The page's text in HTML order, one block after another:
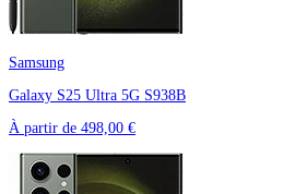
Samsung
Galaxy S25 Ultra 5G S938B
À partir de 498,00 €